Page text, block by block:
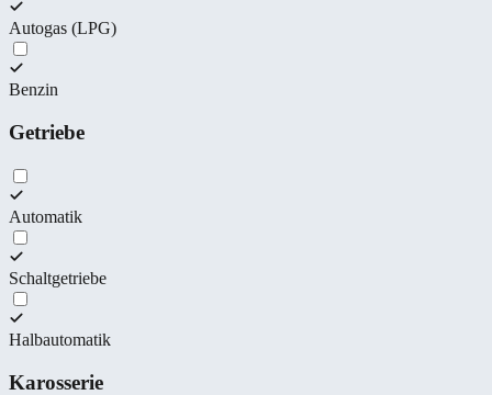
Autogas (LPG)
Benzin
Getriebe
Automatik
Schaltgetriebe
Halbautomatik
Karosserie